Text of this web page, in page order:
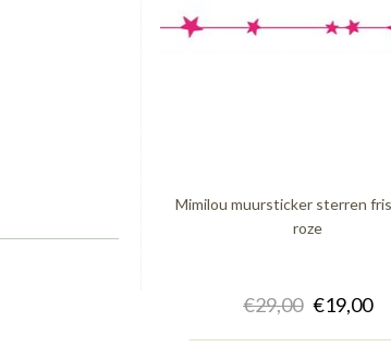
Mimilou muursticker sterren
roze
€29,00 €19,00